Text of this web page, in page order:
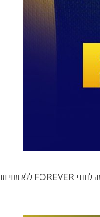
האלופה תארח את היריבה העירונית ביום ב׳ (26/1, 20:30) במסגרת המחזור ה-20 של ליגת Winner. אנו פותחים הרשמה לחברי FOREVER ללא מנוי וזו